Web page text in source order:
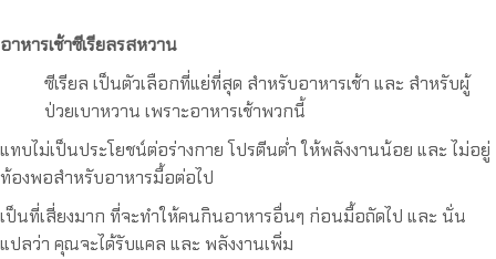
อาหารเช้าซีเรียลรสหวาน
ซีเรียล เป็นตัวเลือกที่แย่ที่สุด สำหรับอาหารเช้า และ สำหรับผู้
ป่วยเบาหวาน เพราะอาหารเช้าพวกนี้
แทบไม่เป็นประโยชน์ต่อร่างกาย โปรตีนต่ำ ให้พลังงานน้อย และ ไม่อยู่
ท้องพอสำหรับอาหารมื้อต่อไป
เป็นที่เสี่ยงมาก ที่จะทำให้คนกินอาหารอื่นๆ ก่อนมื้อถัดไป และ นั่น
แปลว่า คุณจะได้รับแคล และ พลังงานเพิ่ม